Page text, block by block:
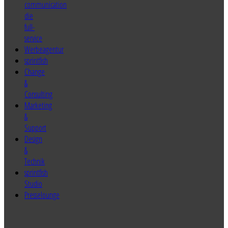
sprintfish
Change
&
Consulting
Marketing
&
Support
Design
&
Technik
sprintfish
Studio
Presselounge